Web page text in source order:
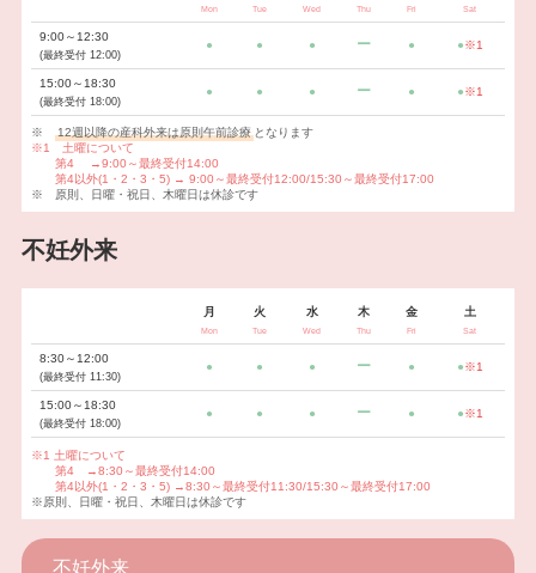
Mon Tue Wed Thu Fri Sat
9:00～12:30
(最終受付 12:00)
● ● ● ー ● ●※1
15:00～18:30
(最終受付 18:00)
● ● ● ー ● ●※1
※ 12週以降の産科外来は原則午前診療 となります
※1 土曜について
第4 →9:00～最終受付14:00
第4以外(1・2・3・5) → 9:00～最終受付12:00/15:30～最終受付17:00
※ 原則、日曜・祝日、木曜日は休診です
不妊外来
月
Mon
火
Tue
水
Wed
木
Thu
金
Fri
土
Sat
8:30～12:00
(最終受付 11:30)
● ● ● ー ● ●※1
15:00～18:30
(最終受付 18:00)
● ● ● ー ● ●※1
※1 土曜について
第4 →8:30～最終受付14:00
第4以外(1・2・3・5) →8:30～最終受付11:30/15:30～最終受付17:00
※原則、日曜・祝日、木曜日は休診です
不妊外来